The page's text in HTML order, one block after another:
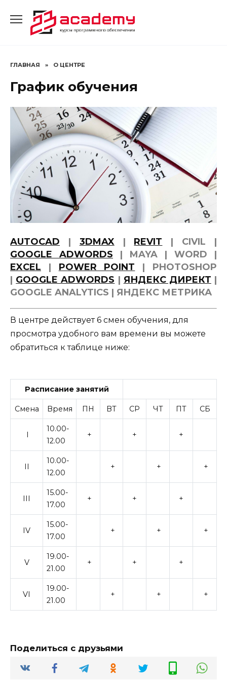
содержанию
ГЛАВНАЯ » О ЦЕНТРЕ
График обучения
AUTOCAD | 3DMAX| REVIT | CIVIL |
GOOGLE ADWORDS
| MAYA | WORD |
EXCEL | POWER POINT | PHOTOSHOP
| GOOGLE ADWORDS | ЯНДЕКС ДИРЕКТ |
GOOGLE ANALYTICS | ЯНДЕКС МЕТРИКА
В центре действует 6 смен обучения, для
просмотра удобного вам времени вы можете
обратиться к таблице ниже:
Расписание занятий
Смена Время ПН ВТ СР ЧТ ПТ СБ
I
10.00-
12.00
+ + +
II
10.00-
12.00
+ + +
III
15.00-
17.00
+ + +
IV
15.00-
17.00
+ + +
V
19.00-
21.00
+ + +
VI
19.00-
21.00
+ + +
Поделиться с друзьями